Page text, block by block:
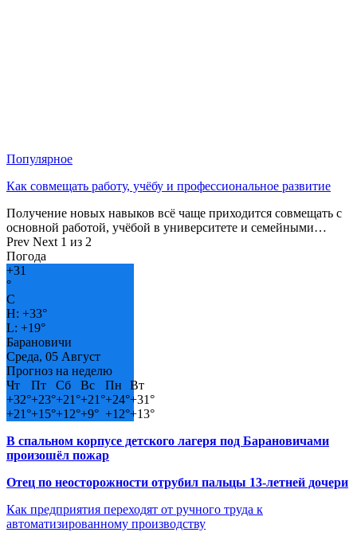
Популярное
Как совмещать работу, учёбу и профессиональное развитие
Получение новых навыков всё чаще приходится совмещать с
основной работой, учёбой в университете и семейными…
Prev Next 1 из 2
Погода
+31
°
C
H: +33°
L: +19°
Барановичи
Среда, 05 Август
Прогноз на неделю
Чт
Пт Сб Вс Пн
Вт
+32°+23°+21°+21°+24°+31°
+21°+15°+12°+9° +12°+13°
В спальном корпусе детского лагеря под Барановичами
произошёл пожар
Отец по неосторожности отрубил пальцы 13-летней дочери
Как предприятия переходят от ручного труда к
автоматизированному производству